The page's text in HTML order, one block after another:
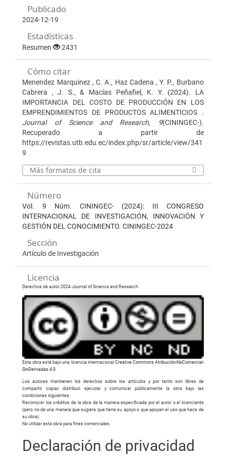
Publicado
2024-12-19
Estadísticas
Resumen 2431
Cómo citar
Menendez Marquinez , C. A., Haz Cadena , Y. P., Burbano
Cabrera , J. S., & Macías Peñafiel, K. Y. (2024). LA
IMPORTANCIA DEL COSTO DE PRODUCCIÓN EN LOS
EMPRENDIMIENTOS DE PRODUCTOS ALIMENTICIOS .
Journal of Science and Research, 9(CININGEC-).
Recuperado a partir de
https://revistas.utb.edu.ec/index.php/sr/article/view/341
9
Más formatos de cita
Número
Vol. 9 Núm. CININGEC- (2024): III CONGRESO
INTERNACIONAL DE INVESTIGACIÓN, INNOVACIÓN Y
GESTIÓN DEL CONOCIMIENTO. CININGEC-2024
Sección
Artículo de Investigación
Licencia
Derechos de autor 2024 Journal of Science and Research
Esta obra está bajo una licencia internacional Creative Commons Atribución-NoComercial-
SinDerivadas 4.0.
Los autores mantienen los derechos sobre los artículos y por tanto son libres de
compartir, copiar, distribuir, ejecutar y comunicar públicamente la obra bajo las
condiciones siguientes:
Reconocer los créditos de la obra de la manera especificada por el autor o el licenciante
(pero no de una manera que sugiera que tiene su apoyo o que apoyan el uso que hace de
su obra).
No utilizar esta obra para fines comerciales.
Declaración de privacidad